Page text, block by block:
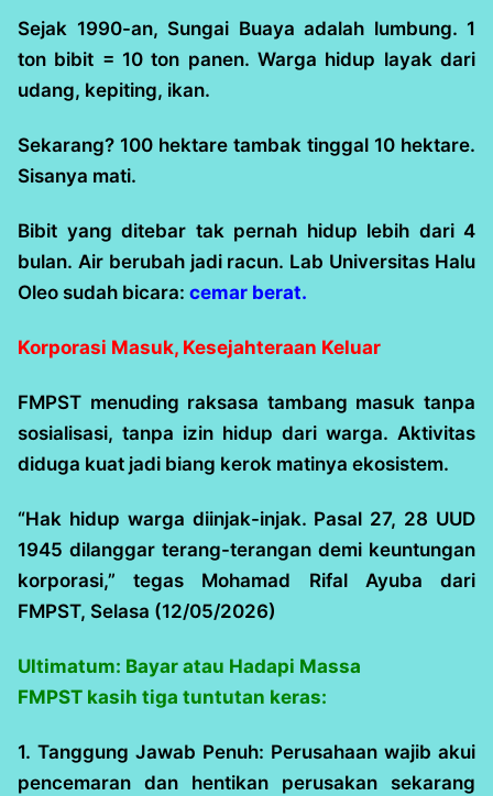
Sejak 1990-an, Sungai Buaya adalah lumbung. 1
ton bibit = 10 ton panen. Warga hidup layak dari
udang, kepiting, ikan.
Sekarang? 100 hektare tambak tinggal 10 hektare.
Sisanya mati.
Bibit yang ditebar tak pernah hidup lebih dari 4
bulan. Air berubah jadi racun. Lab Universitas Halu
Oleo sudah bicara: cemar berat.
Korporasi Masuk, Kesejahteraan Keluar
FMPST menuding raksasa tambang masuk tanpa
sosialisasi, tanpa izin hidup dari warga. Aktivitas
diduga kuat jadi biang kerok matinya ekosistem.
“Hak hidup warga diinjak-injak. Pasal 27, 28 UUD
1945 dilanggar terang-terangan demi keuntungan
korporasi,” tegas Mohamad Rifal Ayuba dari
FMPST, Selasa (12/05/2026)
Ultimatum: Bayar atau Hadapi Massa
FMPST kasih tiga tuntutan keras:
1. Tanggung Jawab Penuh: Perusahaan wajib akui
pencemaran dan hentikan perusakan sekarang